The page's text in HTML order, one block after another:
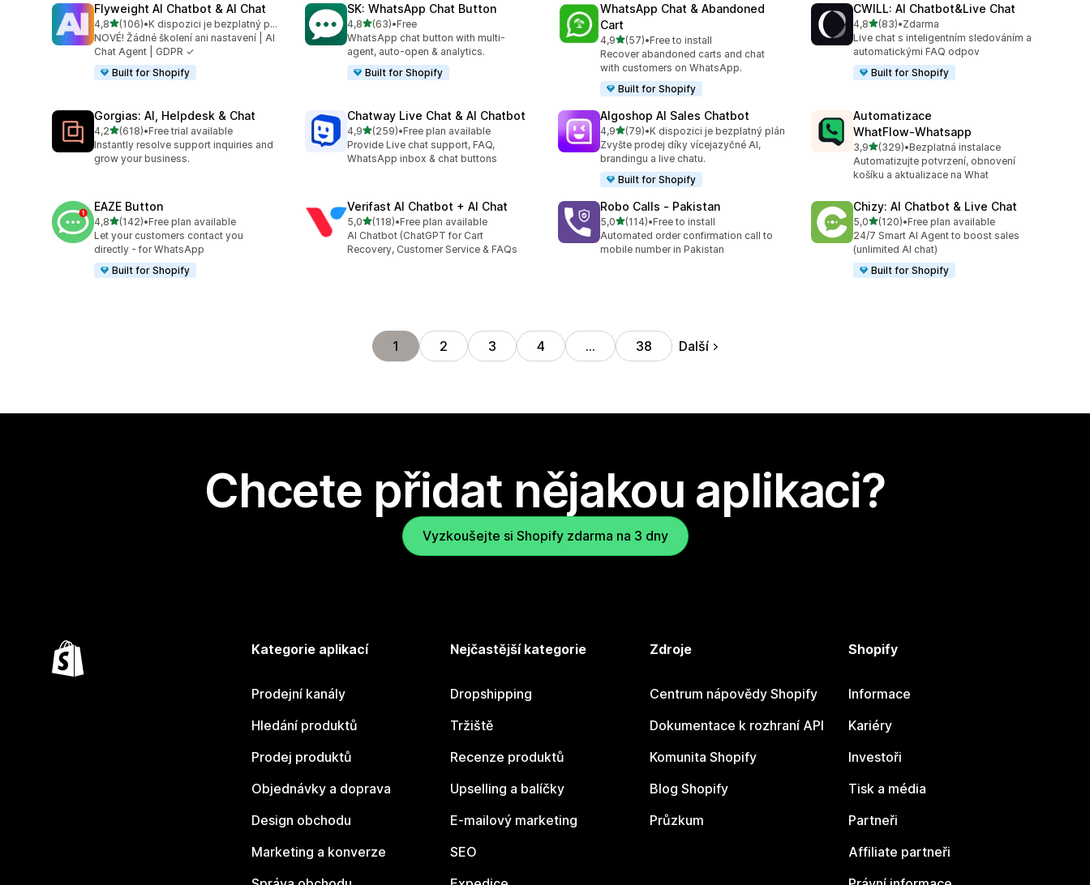
Flyweight AI Chatbot & AI Chat
4,8z 5 hvězd
(106)
Celkový počet recenzí: 106
•
K dispozici je bezplatný plán
NOVÉ! Žádné školení ani nastavení | AI
Chat Agent | GDPR ✓
Built for Shopify
SK: WhatsApp Chat Button
4,8z 5 hvězd
(63)
Celkový počet recenzí: 63
•Free
WhatsApp chat button with multi-
agent, auto-open & analytics.
Built for Shopify
WhatsApp Chat & Abandoned
Cart
4,9z 5 hvězd
(57)
Celkový počet recenzí: 57
•Free to install
Recover abandoned carts and chat
with customers on WhatsApp.
Built for Shopify
CWILL: AI Chatbot&Live Chat
4,8z 5 hvězd
(83)
Celkový počet recenzí: 83
•Zdarma
Live chat s inteligentním sledováním a
automatickými FAQ odpov
Built for Shopify
Gorgias: AI, Helpdesk & Chat
4,2z 5 hvězd
(618)
Celkový počet recenzí: 618
•Free trial available
Instantly resolve support inquiries and
grow your business.
Chatway Live Chat & AI Chatbot
4,9z 5 hvězd
(259)
Celkový počet recenzí: 259
•Free plan available
Provide Live chat support, FAQ,
WhatsApp inbox & chat buttons
Algoshop AI Sales Chatbot
4,9z 5 hvězd
(79)
Celkový počet recenzí: 79
•K dispozici je bezplatný plán
Zvyšte prodej díky vícejazyčné AI,
brandingu a live chatu.
Built for Shopify
Automatizace
WhatFlow‑Whatsapp
3,9z 5 hvězd
(329)
Celkový počet recenzí: 329
•Bezplatná instalace
Automatizujte potvrzení, obnovení
košíku a aktualizace na What
EAZE Button
4,8z 5 hvězd
(142)
Celkový počet recenzí: 142
•Free plan available
Let your customers contact you
directly - for WhatsApp
Built for Shopify
Verifast AI Chatbot + AI Chat
5,0z 5 hvězd
(118)
Celkový počet recenzí: 118
•Free plan available
AI Chatbot (ChatGPT for Cart
Recovery, Customer Service & FAQs
Robo Calls ‑ Pakistan
5,0z 5 hvězd
(114)
Celkový počet recenzí: 114
•Free to install
Automated order confirmation call to
mobile number in Pakistan
Chizy: AI Chatbot & Live Chat
5,0z 5 hvězd
(120)
Celkový počet recenzí: 120
•Free plan available
24/7 Smart AI Agent to boost sales
(unlimited AI chat)
Built for Shopify
1 2 3 4 … 38 Další
Chcete přidat nějakou aplikaci?
Vyzkoušejte si Shopify zdarma na 3 dny
Kategorie aplikací
Prodejní kanály
Hledání produktů
Prodej produktů
Objednávky a doprava
Design obchodu
Marketing a konverze
Nejčastější kategorie
Dropshipping
Tržiště
Recenze produktů
Upselling a balíčky
E-mailový marketing
SEO
Zdroje
Centrum nápovědy Shopify
Dokumentace k rozhraní API
Komunita Shopify
Blog Shopify
Průzkum
Shopify
Informace
Kariéry
Investoři
Tisk a média
Partneři
Affiliate partneři